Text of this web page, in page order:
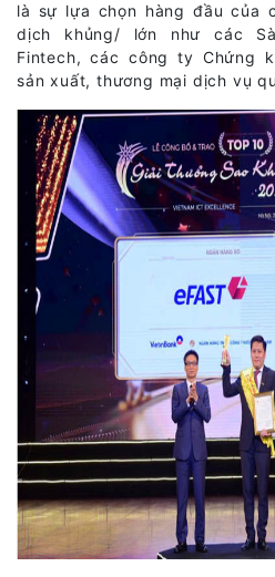
là sự lựa chọn hàng đầu của
dịch khủng/ lớn như các
Fintech, các công ty Chứng
sản xuất, thương mại dịch vụ